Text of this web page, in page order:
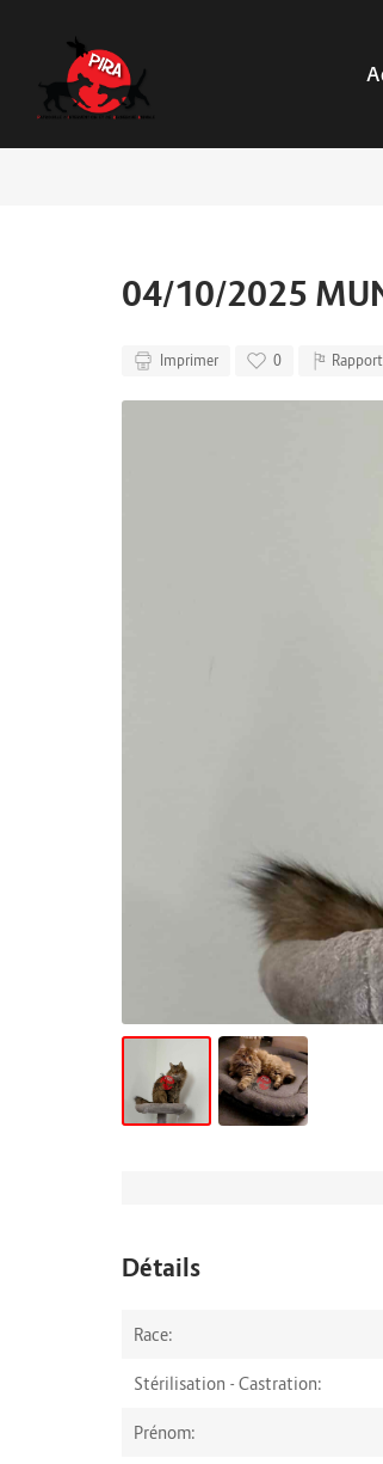
04/10/2025
Imprimer 0 Rapport
Détails
Race:
Stérilisation - Castration:
Prénom: